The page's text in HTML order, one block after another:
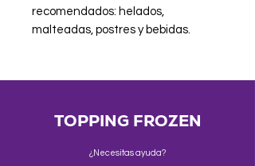
recomendados: helados,
malteadas, postres y bebidas.
TOPPING FROZEN
¿Necesitas ayuda?